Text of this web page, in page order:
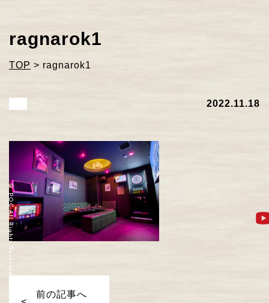
ragnarok1
TOP > ragnarok1
2022.11.18
前の記事へ
© POC All Rights Reserved.